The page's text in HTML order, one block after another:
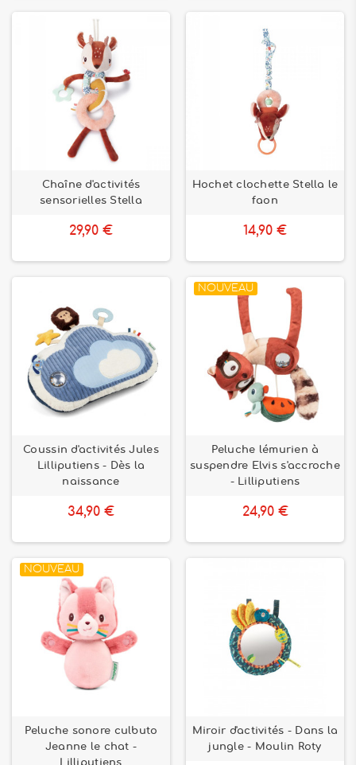
Chaîne d'activités
sensorielles Stella
29,90 €
Hochet clochette Stella le
faon
14,90 €
Coussin d'activités Jules
Lilliputiens - Dès la
naissance
34,90 €
NOUVEAU
Peluche lémurien à
suspendre Elvis s'accroche
- Lilliputiens
24,90 €
NOUVEAU
Peluche sonore culbuto
Jeanne le chat -
Lilliputiens
Miroir d'activités - Dans la
jungle - Moulin Roty